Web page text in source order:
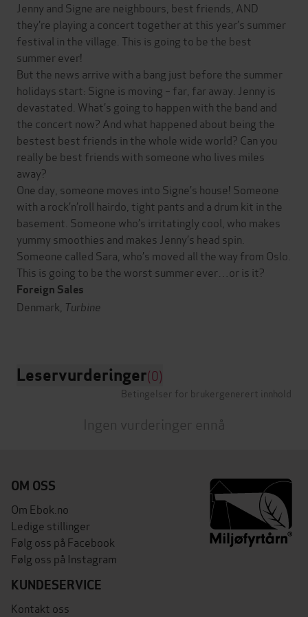
Jenny and Signe are neighbours, best friends, AND
they’re playing a concert together at this year’s summer
festival in the village. This is going to be the best
summer ever!
But the news arrive with a bang just before the summer
holidays start: Signe is moving – far, far away. Jenny is
devastated. What’s going to happen with the band and
the concert now? And what happened about being the
bestest best friends in the whole wide world? Can you
really be best friends with someone who lives miles
away?
One day, someone moves into Signe’s house! Someone
with a rock’n’roll hairdo, tight pants and a drum kit in the
basement. Someone who’s irritatingly cool, who makes
yummy smoothies and makes Jenny’s head spin.
Someone called Sara, who’s moved all the way from Oslo.
This is going to be the worst summer ever…or is it?
Foreign Sales
Denmark, Turbine
Leservurderinger(0)
Betingelser for brukergenerert innhold
Ingen vurderinger ennå
OM OSS
Om Ebok.no
Ledige stillinger
Følg oss på Facebook
Følg oss på Instagram
KUNDESERVICE
Kontakt oss